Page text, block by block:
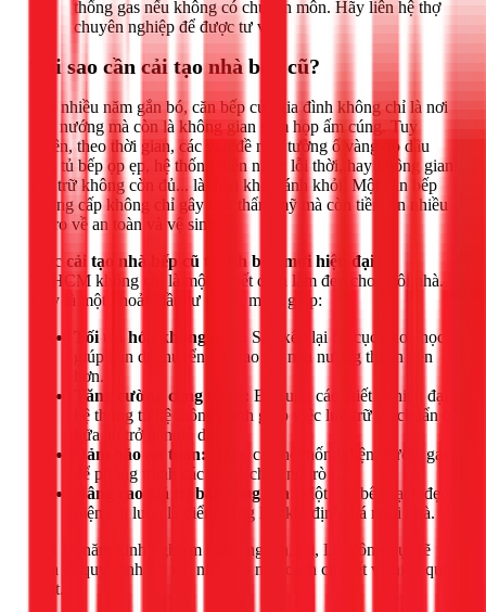
thống gas nếu không có chuyên môn. Hãy liên hệ thợ
chuyên nghiệp để được tư vấn.
Tại sao cần cải tạo nhà bếp cũ?
Sau nhiều năm gắn bó, căn bếp của gia đình không chỉ là nơi
nấu nướng mà còn là không gian sum họp ấm cúng. Tuy
nhiên, theo thời gian, các vấn đề như tường ố vàng do dầu
mỡ, tủ bếp ọp ẹp, hệ thống điện nước lỗi thời, hay không gian
lưu trữ không còn đủ... là điều khó tránh khỏi. Một căn bếp
xuống cấp không chỉ gây mất thẩm mỹ mà còn tiềm ẩn nhiều
rủi ro về an toàn và vệ sinh.
Việc cải tạo nhà bếp cũ thành bếp mới hiện đại
TPHCM không chỉ là một quyết định làm đẹp cho ngôi nhà.
Đây là một khoản đầu tư thông minh giúp:
Tối ưu hóa không gian:
Sắp xếp lại bố cục khoa học,
giúp bạn di chuyển và thao tác nấu nướng thuận tiện
hơn.
Tăng cường công năng:
Bổ sung các thiết bị hiện đại,
hệ thống tủ kệ thông minh giúp việc lưu trữ và chuẩn bị
bữa ăn trở nên dễ dàng.
Đảm bảo an toàn: Nâng cấp hệ thống điện, nước, gas
để phòng tránh các sự cố cháy nổ, rò rỉ.
Nâng cao giá trị bất động sản:
Một căn bếp sạch đẹp,
hiện đại luôn là điểm cộng lớn khi định giá ngôi nhà.
Với 12 năm kinh nghiệm trong ngành, tôi, Lê Công Sự, sẽ
chia sẻ quy trình cải tạo nhà bếp một cách chi tiết và hiệu quả
nhất.